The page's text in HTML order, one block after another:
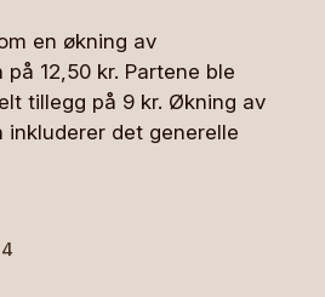
en økning av
12,50 kr. Partene ble
tillegg på 9 kr. Økning av
inkluderer det generelle